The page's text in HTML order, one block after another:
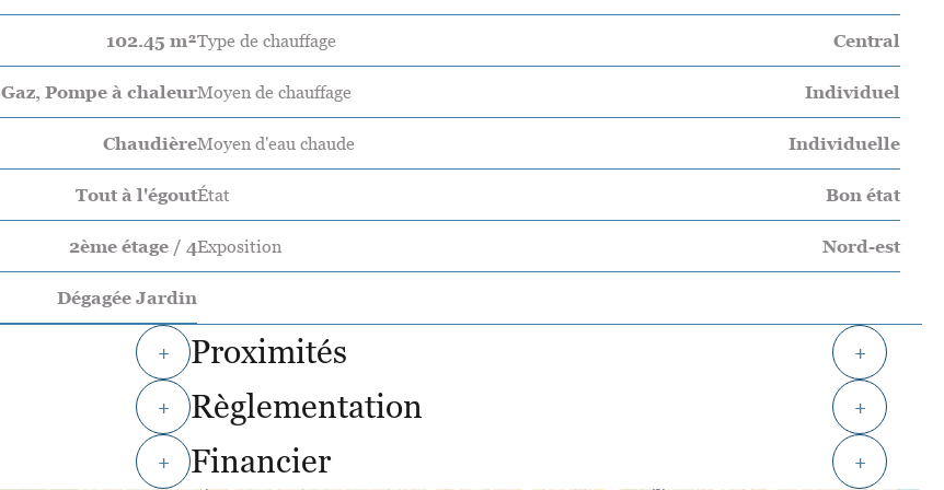
102.45 m²Type de chauffage Central
Gaz, Pompe à chaleurMoyen de chauffage Individuel
ChaudièreMoyen d'eau chaude Individuelle
Tout à l'égoutÉtat Bon état
2ème étage / 4Exposition Nord-est
Dégagée Jardin
+ Proximités +
+ Règlementation +
+ Financier +